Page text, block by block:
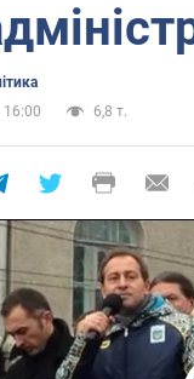
16:00
6,8 т.